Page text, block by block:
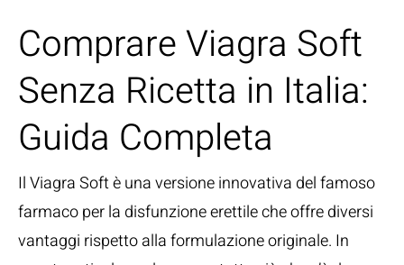
Comprare Viagra Soft
Senza Ricetta in Italia:
Guida Completa
Il Viagra Soft è una versione innovativa del famoso
farmaco per la disfunzione erettile che offre diversi
vantaggi rispetto alla formulazione originale. In